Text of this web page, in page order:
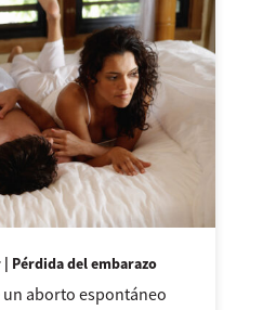
Pérdida del embarazo
un aborto espontáneo